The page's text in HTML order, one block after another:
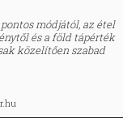
módjától, az étel
és a föld tápérték
közelítően szabad